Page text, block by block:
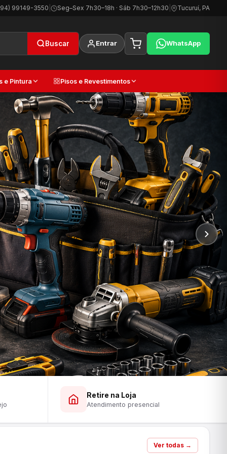
99149-3550 | Seg–Sex 7h30–18h · Sáb 7h30–12h30 Tucuruí, PA
Buscar Entrar WhatsApp
e Pintura Pisos e Revestimentos
Retire na Loja
Atendimento presencial
Ver todas →